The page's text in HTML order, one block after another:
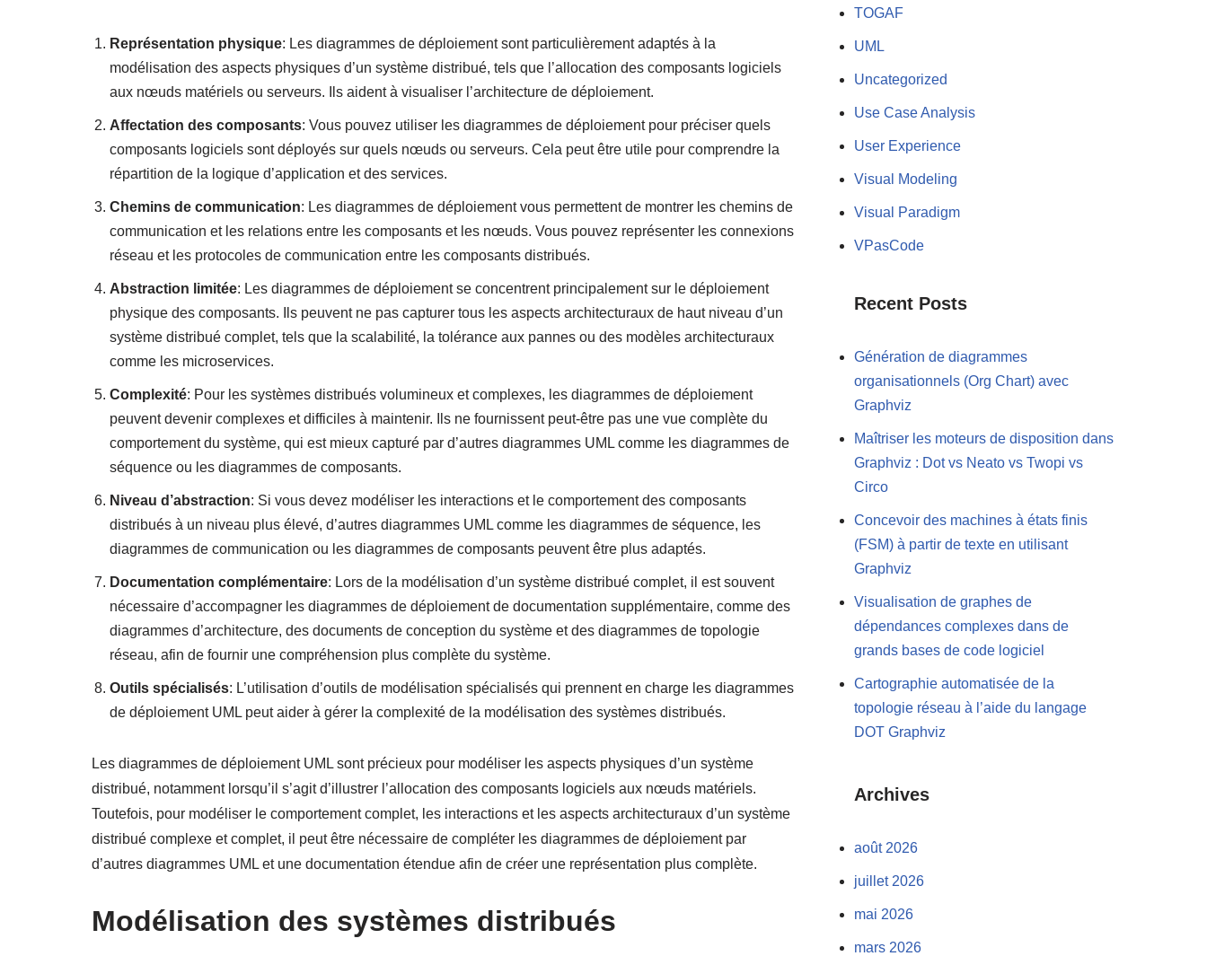
Représentation physique: Les diagrammes de déploiement sont particulièrement adaptés à la
modélisation des aspects physiques d’un système distribué, tels que l’allocation des composants logiciels
aux nœuds matériels ou serveurs. Ils aident à visualiser l’architecture de déploiement.
Affectation des composants: Vous pouvez utiliser les diagrammes de déploiement pour préciser quels
composants logiciels sont déployés sur quels nœuds ou serveurs. Cela peut être utile pour comprendre la
répartition de la logique d’application et des services.
Chemins de communication: Les diagrammes de déploiement vous permettent de montrer les chemins de
communication et les relations entre les composants et les nœuds. Vous pouvez représenter les connexions
réseau et les protocoles de communication entre les composants distribués.
Abstraction limitée: Les diagrammes de déploiement se concentrent principalement sur le déploiement
physique des composants. Ils peuvent ne pas capturer tous les aspects architecturaux de haut niveau d’un
système distribué complet, tels que la scalabilité, la tolérance aux pannes ou des modèles architecturaux
comme les microservices.
Complexité: Pour les systèmes distribués volumineux et complexes, les diagrammes de déploiement
peuvent devenir complexes et difficiles à maintenir. Ils ne fournissent peut-être pas une vue complète du
comportement du système, qui est mieux capturé par d’autres diagrammes UML comme les diagrammes de
séquence ou les diagrammes de composants.
Niveau d’abstraction: Si vous devez modéliser les interactions et le comportement des composants
distribués à un niveau plus élevé, d’autres diagrammes UML comme les diagrammes de séquence, les
diagrammes de communication ou les diagrammes de composants peuvent être plus adaptés.
Documentation complémentaire: Lors de la modélisation d’un système distribué complet, il est souvent
nécessaire d’accompagner les diagrammes de déploiement de documentation supplémentaire, comme des
diagrammes d’architecture, des documents de conception du système et des diagrammes de topologie
réseau, afin de fournir une compréhension plus complète du système.
Outils spécialisés: L’utilisation d’outils de modélisation spécialisés qui prennent en charge les diagrammes
de déploiement UML peut aider à gérer la complexité de la modélisation des systèmes distribués.
Les diagrammes de déploiement UML sont précieux pour modéliser les aspects physiques d’un système
distribué, notamment lorsqu’il s’agit d’illustrer l’allocation des composants logiciels aux nœuds matériels.
Toutefois, pour modéliser le comportement complet, les interactions et les aspects architecturaux d’un système
distribué complexe et complet, il peut être nécessaire de compléter les diagrammes de déploiement par
d’autres diagrammes UML et une documentation étendue afin de créer une représentation plus complète.
Modélisation des systèmes distribués
TOGAF
UML
Uncategorized
Use Case Analysis
User Experience
Visual Modeling
Visual Paradigm
VPasCode
Recent Posts
Génération de diagrammes
organisationnels (Org Chart) avec
Graphviz
Maîtriser les moteurs de disposition dans
Graphviz : Dot vs Neato vs Twopi vs
Circo
Concevoir des machines à états finis
(FSM) à partir de texte en utilisant
Graphviz
Visualisation de graphes de
dépendances complexes dans de
grands bases de code logiciel
Cartographie automatisée de la
topologie réseau à l’aide du langage
DOT Graphviz
Archives
août 2026
juillet 2026
mai 2026
mars 2026